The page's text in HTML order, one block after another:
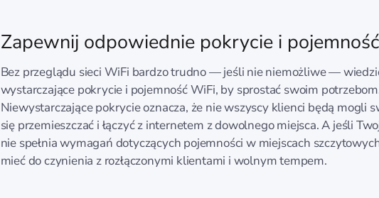
Zapewnij odpowiednie pokrycie i pojemność
Bez przeglądu sieci WiFi bardzo trudno — jeśli nie niemożliwe —
wystarczające pokrycie i pojemność WiFi, by sprostać swoim
Niewystarczające pokrycie oznacza, że nie wszyscy klienci będą mogli
się przemieszczać i łączyć z internetem z dowolnego miejsca. A jeśli
nie spełnia wymagań dotyczących pojemności w miejscach
mieć do czynienia z rozłączonymi klientami i wolnym tempem.